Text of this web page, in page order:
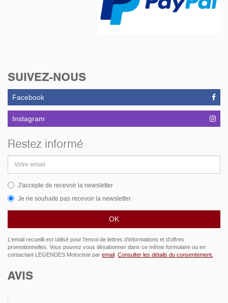
SUIVEZ-NOUS
Facebook
Instagram
Restez informé
email
J'accepte de recevoir la newsletter
Je ne souhaite pas recevoir la newsletter
L'email recueilli est utilisé pour l'envoi de lettres d'informations et d'offres
promotionnelles. Vous pouvez vous désabonner dans ce même formulaire ou en
contactant LEGENDES Motociste par email . Consulter les détails du consentement.
AVIS